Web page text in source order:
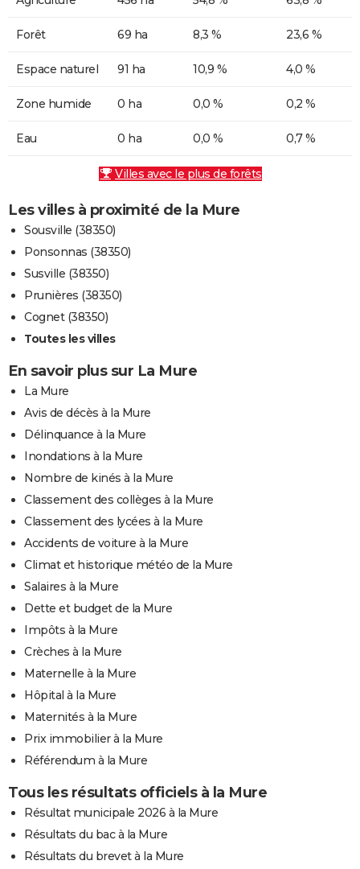
Forêt 69 ha 8,3 % 23,6 %
Espace naturel 91 ha 10,9 % 4,0 %
Zone humide 0 ha 0,0 % 0,2 %
Eau 0 ha 0,0 % 0,7 %
Villes avec le plus de forêts
Les villes à proximité de la Mure
Sousville (38350)
Ponsonnas (38350)
Susville (38350)
Prunières (38350)
Cognet (38350)
Toutes les villes
En savoir plus sur La Mure
La Mure
Avis de décès à la Mure
Délinquance à la Mure
Inondations à la Mure
Nombre de kinés à la Mure
Classement des collèges à la Mure
Classement des lycées à la Mure
Accidents de voiture à la Mure
Climat et historique météo de la Mure
Salaires à la Mure
Dette et budget de la Mure
Impôts à la Mure
Crèches à la Mure
Maternelle à la Mure
Hôpital à la Mure
Maternités à la Mure
Prix immobilier à la Mure
Référendum à la Mure
Tous les résultats officiels à la Mure
Résultat municipale 2026 à la Mure
Résultats du bac à la Mure
Résultats du brevet à la Mure